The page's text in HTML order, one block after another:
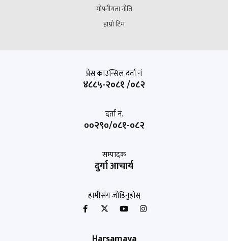
गोपनीयता नीति
हाम्रो टिम
प्रेस काउन्सिल दर्ता नं
४८८५-२०८१ /०८२
दर्ता नं.
००२९०/०८१-०८२
सम्पादक
दुर्गा आचार्य
हामीसंग जोडिनुहोस्